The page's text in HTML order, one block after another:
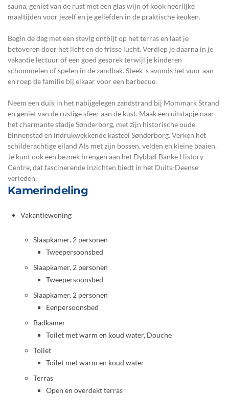
sauna, geniet van de rust met een glas wijn of kook heerlijke
maaltijden voor jezelf en je geliefden in de praktische keuken.
Begin de dag met een stevig ontbijt op het terras en laat je
betoveren door het licht en de frisse lucht. Verdiep je daarna in je
vakantie lectuur of een goed gesprek terwijl je kinderen
schommelen of spelen in de zandbak. Steek 's avonds het vuur aan
en roep de familie bij elkaar voor een barbecue.
Neem een duik in het nabijgelegen zandstrand bij Mommark Strand
en geniet van de rustige sfeer aan de kust. Maak een uitstapje naar
het charmante stadje Sønderborg, met zijn historische oude
binnenstad en indrukwekkende kasteel Sønderborg. Verken het
schilderachtige eiland Als met zijn bossen, velden en kleine baaien.
Je kunt ook een bezoek brengen aan het Dybbøl Banke History
Centre, dat fascinerende inzichten biedt in het Duits-Deense
verleden.
Kamerindeling
Vakantiewoning
Slaapkamer, 2 personen
Tweepersoonsbed
Slaapkamer, 2 personen
Tweepersoonsbed
Slaapkamer, 2 personen
Eenpersoonsbed
Badkamer
Toilet met warm en koud water, Douche
Toilet
Toilet met warm en koud water
Terras
Open en overdekt terras